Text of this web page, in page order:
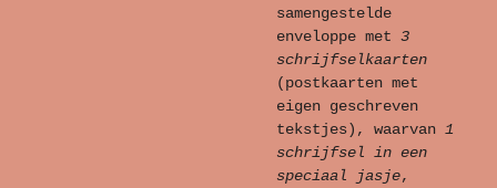
samengestelde
enveloppe met 3
schrijfselkaarten
(postkaarten met
eigen geschreven
tekstjes), waarvan 1
schrijfsel in een
speciaal jasje,